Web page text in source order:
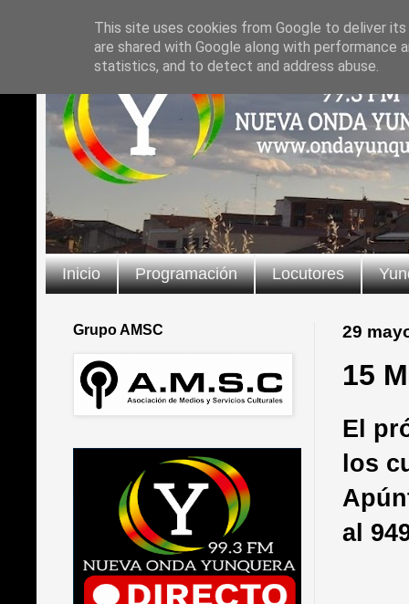
Inicio Programación Locutores
29
15
El
los
al
Grupo AMSC
This site uses cookies from Google to deliver
are shared with Google along with
statistics, and to detect and address abuse.